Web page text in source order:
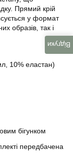
Прямий крій
у формат
образів, так і
10% еластан)
бігунком
передбачена
Відгуки